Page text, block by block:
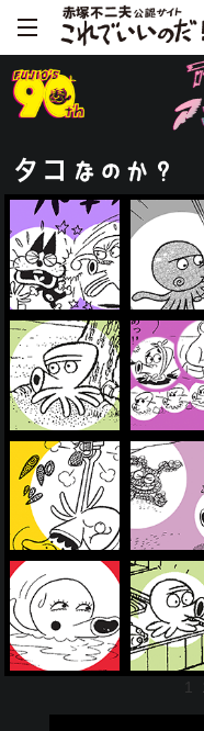
タコ なのか？